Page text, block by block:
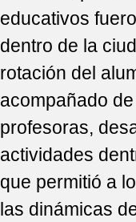
educativos
dentro de la
rotación del
acompañado
profesoras,
actividades
que permitió a
las dinámicas